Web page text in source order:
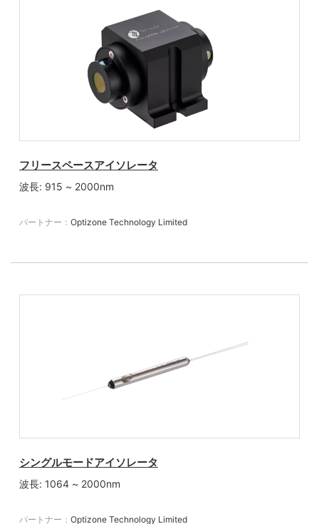
フリースペースアイソレータ
波長: 915 ~ 2000nm
パートナー： Optizone Technology Limited
シングルモードアイソレータ
波長: 1064 ~ 2000nm
パートナー： Optizone Technology Limited